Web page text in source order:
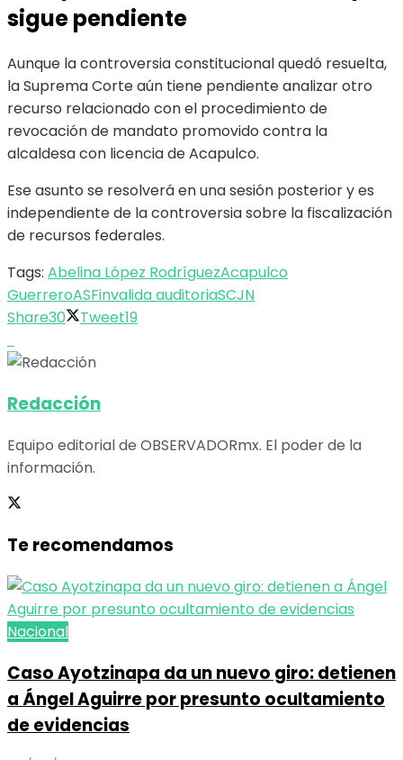
sigue pendiente
Aunque la controversia constitucional quedó resuelta,
la Suprema Corte aún tiene pendiente analizar otro
recurso relacionado con el procedimiento de
revocación de mandato promovido contra la
alcaldesa con licencia de Acapulco.
Ese asunto se resolverá en una sesión posterior y es
independiente de la controversia sobre la fiscalización
de recursos federales.
Tags: Abelina López RodríguezAcapulco
GuerreroASFinvalida auditoriaSCJN
Share30 Tweet19
Redacción
Equipo editorial de OBSERVADORmx. El poder de la
información.
Te recomendamos
Nacional
Caso Ayotzinapa da un nuevo giro: detienen
a Ángel Aguirre por presunto ocultamiento
de evidencias